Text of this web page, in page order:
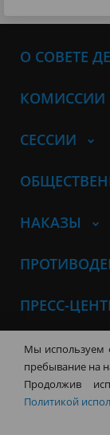
О СОВЕТЕ
КОМИССИИ
СЕССИИ
НАКАЗЫ
ПРЕСС-
© Совет
630099, г.
проспект, 34
Мы используем
пребывание на
Продолжив
Политикой